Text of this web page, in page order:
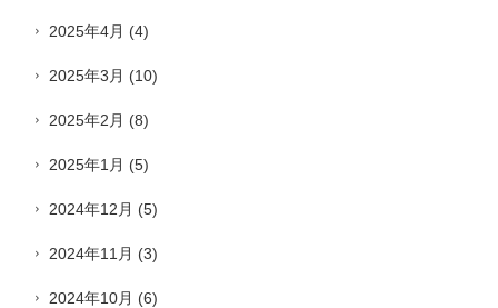
2025年4月 (4)
2025年3月 (10)
2025年2月 (8)
2025年1月 (5)
2024年12月 (5)
2024年11月 (3)
2024年10月 (6)